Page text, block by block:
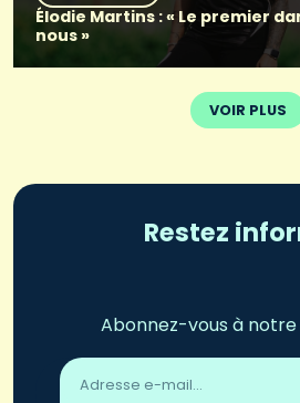
Élodie Martins : « Le premier
nous »
VOIR PLUS
Restez
Abonnez-vous à
Adresse
email